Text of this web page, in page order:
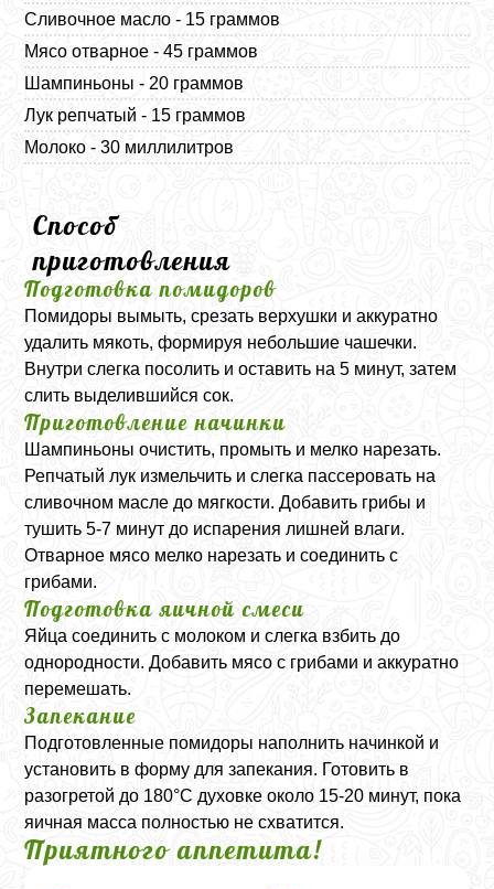
Сливочное масло - 15 граммов
Мясо отварное - 45 граммов
Шампиньоны - 20 граммов
Лук репчатый - 15 граммов
Молоко - 30 миллилитров
Способ
приготовления
Подготовка помидоров
Помидоры вымыть, срезать верхушки и аккуратно
удалить мякоть, формируя небольшие чашечки.
Внутри слегка посолить и оставить на 5 минут, затем
слить выделившийся сок.
Приготовление начинки
Шампиньоны очистить, промыть и мелко нарезать.
Репчатый лук измельчить и слегка пассеровать на
сливочном масле до мягкости. Добавить грибы и
тушить 5-7 минут до испарения лишней влаги.
Отварное мясо мелко нарезать и соединить с
грибами.
Подготовка яичной смеси
Яйца соединить с молоком и слегка взбить до
однородности. Добавить мясо с грибами и аккуратно
перемешать.
Запекание
Подготовленные помидоры наполнить начинкой и
установить в форму для запекания. Готовить в
разогретой до 180°C духовке около 15-20 минут, пока
яичная масса полностью не схватится.
Приятного аппетита!